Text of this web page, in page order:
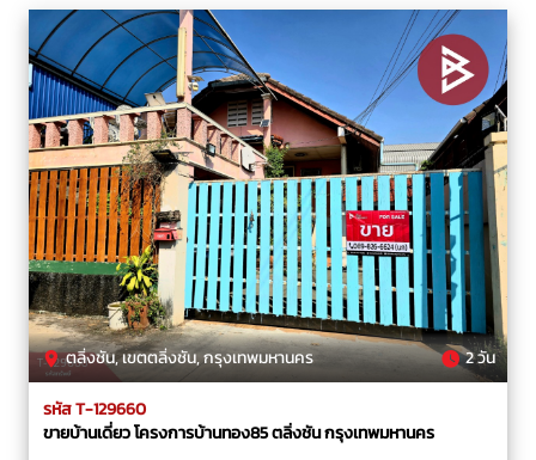
ตลิ่งชัน, เขตตลิ่งชัน, กรุงเทพมหานคร 2 วัน
รหัส T-129660
ขายบ้านเดี่ยว โครงการบ้านทอง85 ตลิ่งชัน กรุงเทพมหานคร